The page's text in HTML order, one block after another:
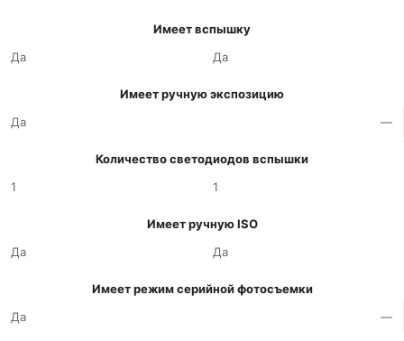
Имеет вспышку
Да
Да
Имеет ручную экспозицию
Да
—
Количество светодиодов вспышки
1
1
Имеет ручную ISO
Да
Да
Имеет режим серийной фотосъемки
Да
—